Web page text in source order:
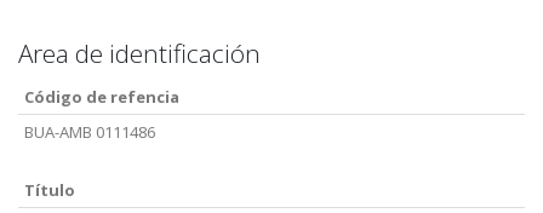
Area de identificación
Código de refencia
BUA-AMB 0111486
Título